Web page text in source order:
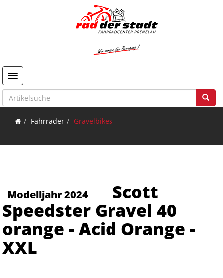
Toggle navigation
Fahrräder Gravelbikes
Modelljahr 2024
Scott
Speedster Gravel 40
orange - Acid Orange -
XXL